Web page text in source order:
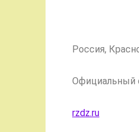
Россия,
Официальный
rzdz.ru